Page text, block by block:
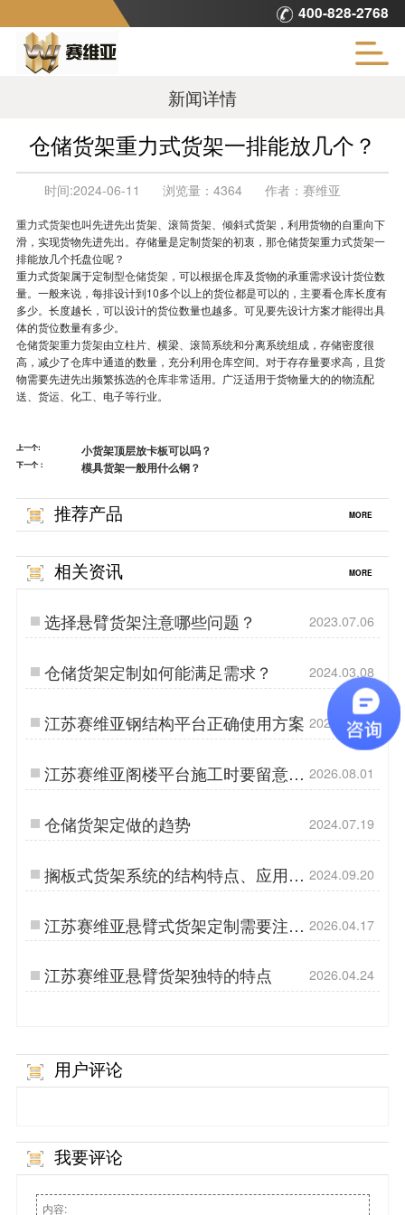
400-828-2768
新闻详情
仓储货架重力式货架一排能放几个？
时间:2024-06-11 浏览量： 4364 作者： 赛维亚
重力式货架也叫先进先出货架、滚筒货架、倾斜式货架，利用货物的自重向下
滑，实现货物先进先出。存储量是定制货架的初衷，那仓储货架重力式货架一
排能放几个托盘位呢？
重力式货架属于定制型仓储货架，可以根据仓库及货物的承重需求设计货位数
量。一般来说，每排设计到10多个以上的货位都是可以的，主要看仓库长度有
多少。长度越长，可以设计的货位数量也越多。可见要先设计方案才能得出具
体的货位数量有多少。
仓储货架重力货架由立柱片、横梁、滚筒系统和分离系统组成，存储密度很
高，减少了仓库中通道的数量，充分利用仓库空间。对于存存量要求高，且货
物需要先进先出频繁拣选的仓库非常适用。广泛适用于货物量大的的物流配
送、货运、化工、电子等行业。
上一个: 小货架顶层放卡板可以吗？
下一个： 模具货架一般用什么钢？
推荐产品 MORE
相关资讯 MORE
选择悬臂货架注意哪些问题？ 2023.07.06
仓储货架定制如何能满足需求？ 2024.03.08
江苏赛维亚钢结构平台正确使用方案 2026.03.16
江苏赛维亚阁楼平台施工时要留意哪
些问题?
2026.08.01
仓储货架定做的趋势 2024.07.19
搁板式货架系统的结构特点、应用范
围及选型原则
2024.09.20
江苏赛维亚悬臂式货架定制需要注意
的问题
2026.04.17
江苏赛维亚悬臂货架独特的特点 2026.04.24
用户评论
我要评论